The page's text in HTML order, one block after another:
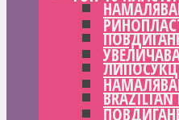
BRAZILIAN